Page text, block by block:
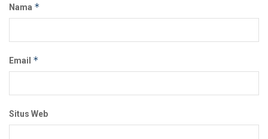
Nama *
Email *
Situs Web